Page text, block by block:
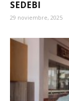
SEDEBI
29 noviembre, 2025